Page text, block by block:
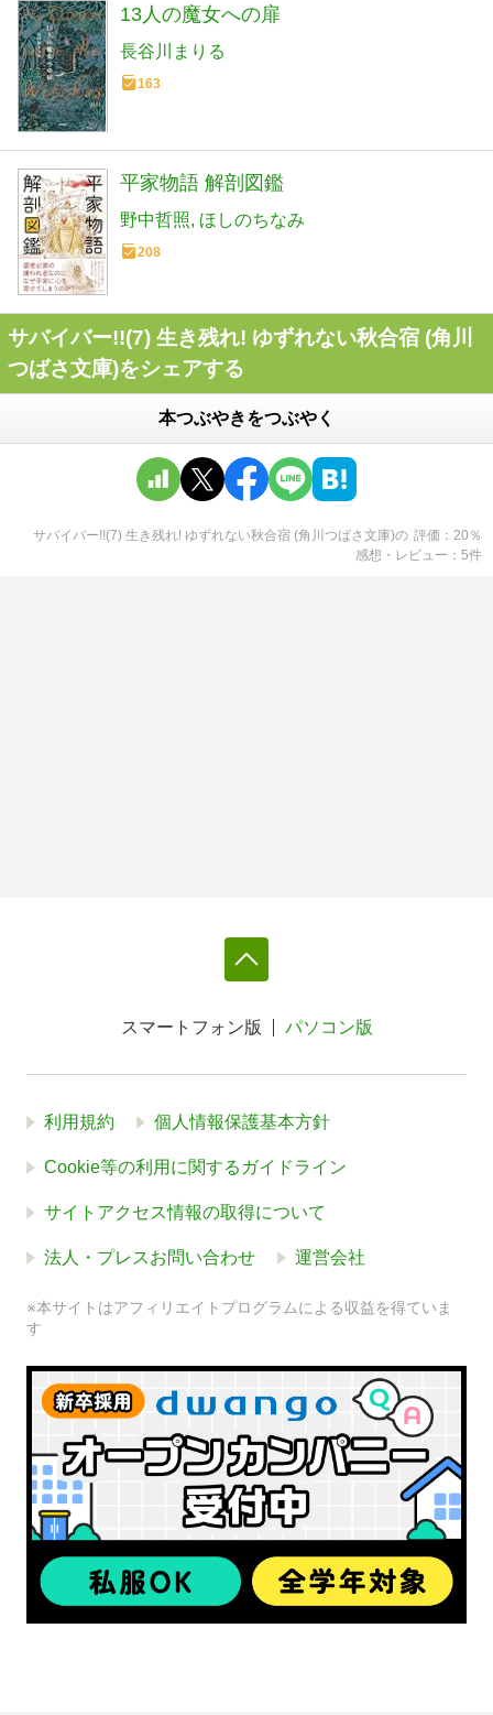
13人の魔女への扉
長谷川まりる
163
平家物語 解剖図鑑
野中哲照 ほしのちなみ
208
サバイバー!!(7) 生き残れ! ゆずれない秋合宿 (角川
つばさ文庫)をシェアする
本つぶやきをつぶやく
サバイバー!!(7) 生き残れ! ゆずれない秋合宿 (角川つばさ文庫)の 評価 20 ％
感想・レビュー
5件
スマートフォン版 パソコン版
利用規約 個人情報保護基本方針
Cookie等の利用に関するガイドライン
サイトアクセス情報の取得について
法人・プレスお問い合わせ 運営会社
※本サイトはアフィリエイトプログラムによる収益を得ていま
す